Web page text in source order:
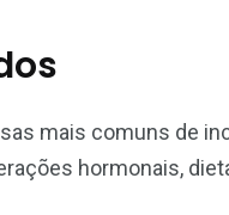
mais comuns de
hormonais,